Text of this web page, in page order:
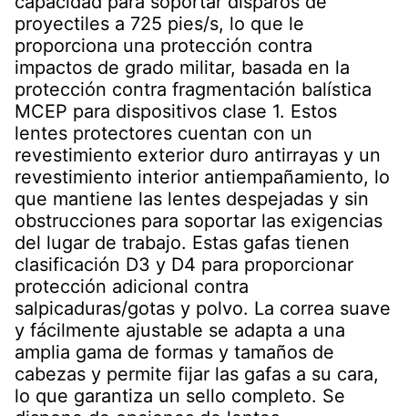
proyectiles a 725 pies/s, lo que le
proporciona una protección contra
impactos de grado militar, basada en la
protección contra fragmentación balística
MCEP para dispositivos clase 1. Estos
lentes protectores cuentan con un
revestimiento exterior duro antirrayas y un
revestimiento interior antiempañamiento, lo
que mantiene las lentes despejadas y sin
obstrucciones para soportar las exigencias
del lugar de trabajo. Estas gafas tienen
clasificación D3 y D4 para proporcionar
protección adicional contra
salpicaduras/gotas y polvo. La correa suave
y fácilmente ajustable se adapta a una
amplia gama de formas y tamaños de
cabezas y permite fijar las gafas a su cara,
lo que garantiza un sello completo. Se